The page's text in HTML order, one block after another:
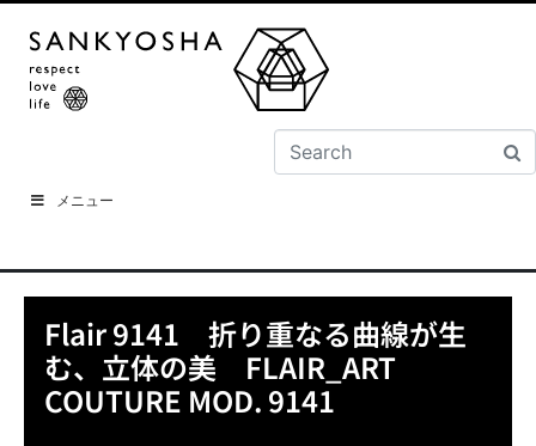
メニュー
Flair 9141 折り重なる曲線が生
む、立体の美 FLAIR_ART
COUTURE MOD. 9141